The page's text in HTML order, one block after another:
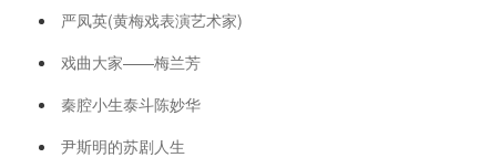
严凤英(黄梅戏表演艺术家)
戏曲大家——梅兰芳
秦腔小生泰斗陈妙华
尹斯明的苏剧人生